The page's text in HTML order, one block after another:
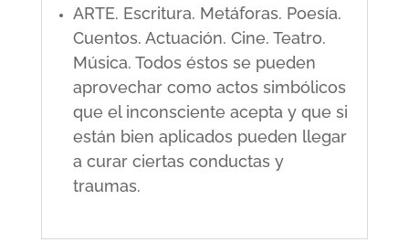
ARTE. Escritura. Metáforas. Poesía.
Cuentos. Actuación. Cine. Teatro.
Música. Todos éstos se pueden
aprovechar como actos simbólicos
que el inconsciente acepta y que si
están bien aplicados pueden llegar
a curar ciertas conductas y
traumas.